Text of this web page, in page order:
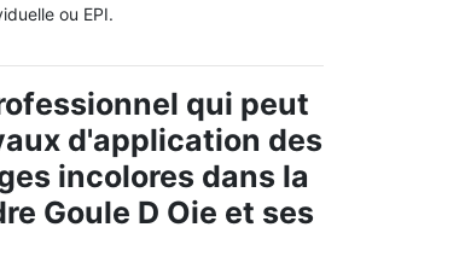
ou EPI.
qui peut
d'application des
incolores dans la
Goule D Oie et ses